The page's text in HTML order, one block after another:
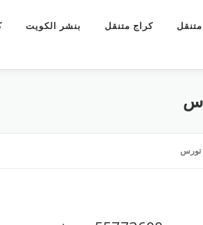
بنشر الكويت كراج متنقل
تورس